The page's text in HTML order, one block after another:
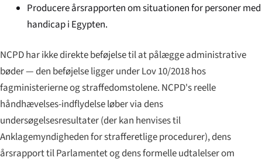
Producere årsrapporten om situationen for personer med
handicap i Egypten.
NCPD har ikke direkte beføjelse til at pålægge administrative
bøder — den beføjelse ligger under Lov 10/2018 hos
fagministerierne og straffedomstolene. NCPD's reelle
håndhævelses-indflydelse løber via dens
undersøgelsesresultater (der kan henvises til
Anklagemyndigheden for strafferetlige procedurer), dens
årsrapport til Parlamentet og dens formelle udtalelser om